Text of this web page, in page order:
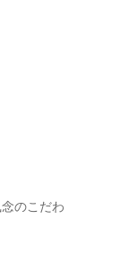
のこだわ